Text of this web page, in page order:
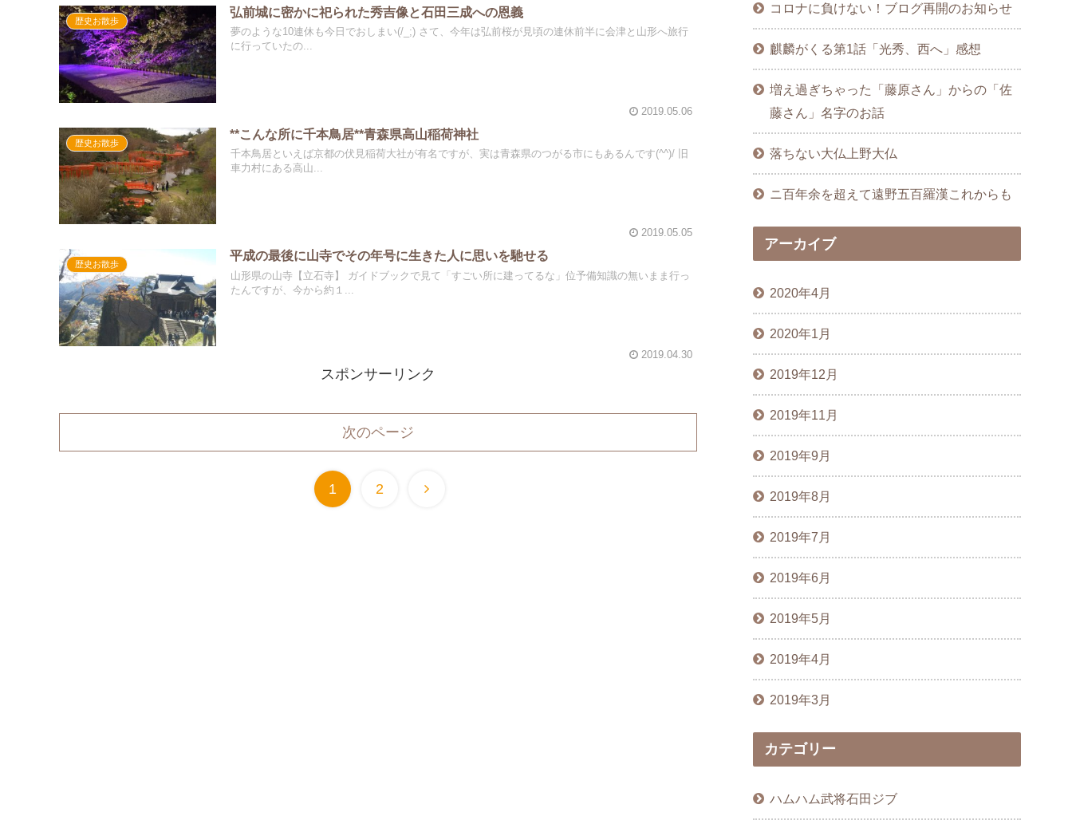
歴史お散歩
弘前城に密かに祀られた秀吉像と石田三成への恩義
夢のような10連休も今日でおしまい(/_;) さて、今年は弘前桜が見頃の連休前半に会津と山形へ旅行
に行っていたの...
2019.05.06
歴史お散歩
**こんな所に千本鳥居**青森県高山稲荷神社
千本鳥居といえば京都の伏見稲荷大社が有名ですが、実は青森県のつがる市にもあるんです(^^)/ 旧
車力村にある高山...
2019.05.05
歴史お散歩
平成の最後に山寺でその年号に生きた人に思いを馳せる
山形県の山寺【立石寺】 ガイドブックで見て「すごい所に建ってるな」位予備知識の無いまま行っ
たんですが、今から約１...
2019.04.30
スポンサーリンク
次のページ
1 2
コロナに負けない！ブログ再開のお知らせ
麒麟がくる第1話「光秀、西へ」感想
増え過ぎちゃった「藤原さん」からの「佐
藤さん」名字のお話
落ちない大仏上野大仏
ニ百年余を超えて遠野五百羅漢これからも
アーカイブ
2020年4月
2020年1月
2019年12月
2019年11月
2019年9月
2019年8月
2019年7月
2019年6月
2019年5月
2019年4月
2019年3月
カテゴリー
ハムハム武将石田ジブ